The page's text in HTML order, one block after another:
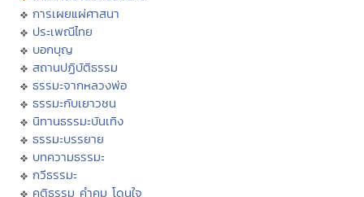
การเผยแผ่ศาสนา
ประเพณีไทย
บอกบุญ
สถานปฏิบัติธรรม
ธรรมะจากหลวงพ่อ
ธรรมะกับเยาวชน
นิทานธรรมะบันเทิง
ธรรมะบรรยาย
บทความธรรมะ
กวีธรรมะ
คติธรรม คำคม โดนใจ